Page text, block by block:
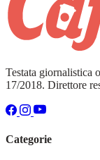
Testata giornalistica
17/2018. Direttore
Categorie